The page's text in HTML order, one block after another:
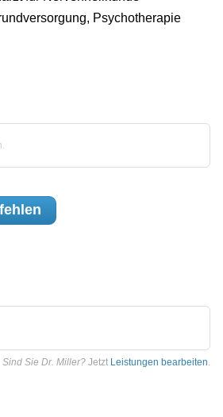
Psychotherapie
Sind Sie Dr. Miller? Jetzt Leistungen bearbeiten.